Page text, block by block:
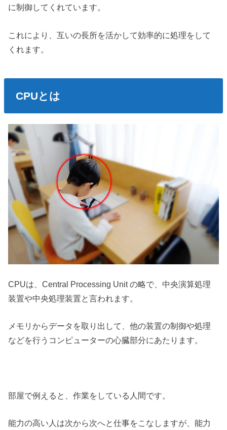
に制御してくれています。
これにより、互いの長所を活かして効率的に処理をして
くれます。
CPUとは
CPUは、Central Processing Unit の略で、中央演算処理
装置や中央処理装置と言われます。
メモリからデータを取り出して、他の装置の制御や処理
などを行うコンピューターの心臓部分にあたります。
部屋で例えると、作業をしている人間です。
能力の高い人は次から次へと仕事をこなしますが、能力